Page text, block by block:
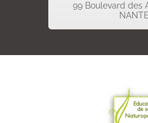
99 Boulevard des